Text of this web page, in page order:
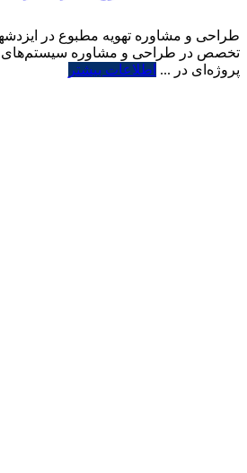
طراحی و مشاوره تهویه مطبوع در
تخصص در طراحی و مشاوره سیستم‌های
پروژه‌ای در ... اطلاعات بیشتر